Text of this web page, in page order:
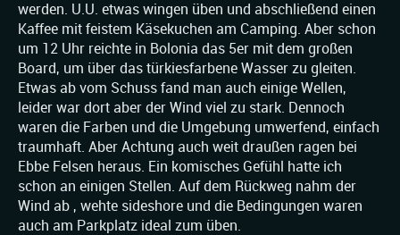
werden. U.U. etwas wingen üben und abschließend einen
Kaffee mit feistem Käsekuchen am Camping. Aber schon
um 12 Uhr reichte in Bolonia das 5er mit dem großen
Board, um über das türkiesfarbene Wasser zu gleiten.
Etwas ab vom Schuss fand man auch einige Wellen,
leider war dort aber der Wind viel zu stark. Dennoch
waren die Farben und die Umgebung umwerfend, einfach
traumhaft. Aber Achtung auch weit draußen ragen bei
Ebbe Felsen heraus. Ein komisches Gefühl hatte ich
schon an einigen Stellen. Auf dem Rückweg nahm der
Wind ab , wehte sideshore und die Bedingungen waren
auch am Parkplatz ideal zum üben.